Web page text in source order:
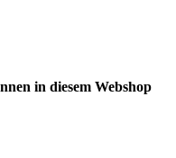
in diesem Webshop